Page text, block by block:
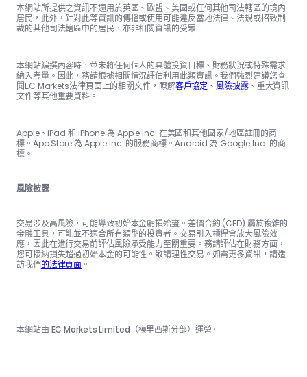
本網站所提供之資訊不適用於英國、歐盟、美國或任何其他司法轄區的境內
居民，此外，針對此等資訊的傳播或使用可能違反當地法律、法規或招致制
裁的其他司法轄區中的居民，亦非相關資訊的受眾。
本網站編撰內容時，並未將任何個人的具體投資目標、財務狀況或特殊需求
納入考量。因此，務請根據相關情況評估利用此類資訊。我們強烈建議您查
閱EC Markets法律頁面上的相關文件，瞭解客戶協定 、風險披露、重大資訊
文件等其他重要資料。
Apple、iPad 和 iPhone 為 Apple Inc. 在美國和其他國家/地區註冊的商
標。App Store 為 Apple Inc. 的服務商標。Android 為 Google Inc. 的商
標。
風險披露
交易涉及高風險，可能導致初始本金虧損殆盡。差價合約 (CFD) 屬於複雜的
金融工具，可能並不適合所有類型的投資者。交易引入槓桿會放大風險效
應，因此在進行交易前評估風險承受能力至關重要。務請評估在財務方面，
您可接納損失超過初始本金的可能性。敬請理性交易。如需更多資訊，請造
訪我們的法律頁面 。
本網站由 EC Markets Limited（模里西斯分部）運營。